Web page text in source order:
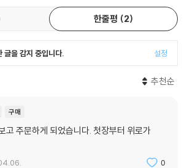
한줄평 2
글을 감지 중입니다. 설정
추천순
구매
고 주문하게 되었습니다. 첫장부터 위로가
0